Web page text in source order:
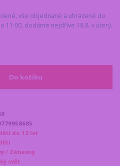
vše objednané a uhrazené do
11:00, dodáme nejdříve 18.8. v úterý.
Do košíku
do 12 let
/ Zábavný
svět